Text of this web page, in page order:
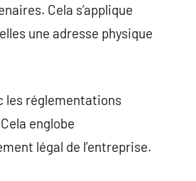
Cela s’applique
une adresse physique
les réglementations
englobe
légal de l’entreprise.